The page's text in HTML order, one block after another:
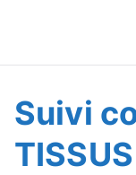
Suivre
Suivi